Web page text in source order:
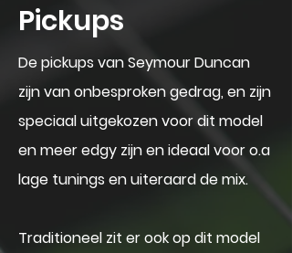
Pickups
De pickups van Seymour Duncan
zijn van onbesproken gedrag, en zijn
speciaal uitgekozen voor dit model
en meer edgy zijn en ideaal voor o.a
lage tunings en uiteraard de mix.
Traditioneel zit er ook op dit model